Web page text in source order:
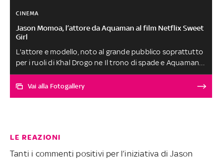
CINEMA
Jason Momoa, l’attore da Aquaman al film Netflix Sweet
Girl
L'attore e modello, noto al grande pubblico soprattutto
per i ruoli di Khal Drogo ne Il trono di spade e Aquaman
nei film DC Comics, è protagonista dal 20 agosto di una
nuova pellicola che lo vede nei panni di un uomo
Vai alla Fotogallery
LE REAZIONI
Tanti i commenti positivi per l’iniziativa di Jason